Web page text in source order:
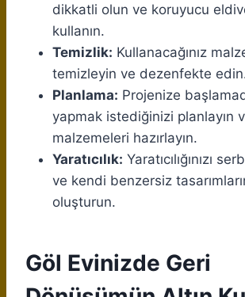
dikkatli olun ve koruyucu
kullanın.
Temizlik: Kullanacağınız
temizleyin ve dezenfekte
Planlama: Projenize
yapmak istediğinizi planlayın
malzemeleri hazırlayın.
Yaratıcılık: Yaratıcılığınızı
ve kendi benzersiz
oluşturun.
Göl Evinizde Geri